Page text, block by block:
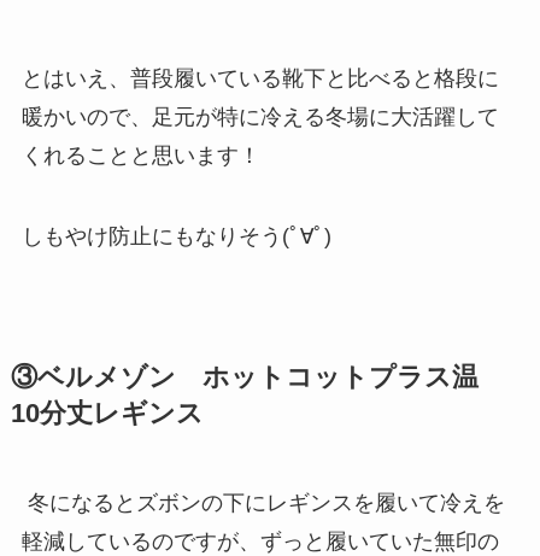
とはいえ、普段履いている靴下と比べると格段に
暖かいので、足元が特に冷える冬場に大活躍して
くれることと思います！
しもやけ防止にもなりそう(ﾟ∀ﾟ)
③ベルメゾン ホットコットプラス温
10分丈レギンス
冬になるとズボンの下にレギンスを履いて冷えを
軽減しているのですが、ずっと履いていた無印の